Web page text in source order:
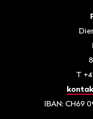
T
IBAN: CH69